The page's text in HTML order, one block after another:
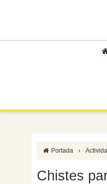
Portada ›
Chistes